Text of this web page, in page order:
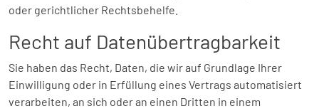
oder gerichtlicher Rechtsbehelfe.
Recht auf Daten­übertrag­barkeit
Sie haben das Recht, Daten, die wir auf Grundlage Ihrer
Einwilligung oder in Erfüllung eines Vertrags automatisiert
verarbeiten, an sich oder an einen Dritten in einem